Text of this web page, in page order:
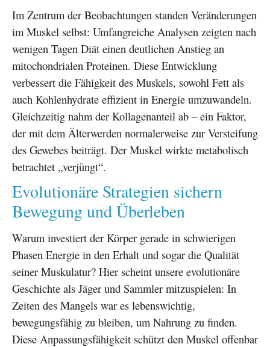
Im Zentrum der Beobachtungen standen Veränderungen
im Muskel selbst: Umfangreiche Analysen zeigten nach
wenigen Tagen Diät einen deutlichen Anstieg an
mitochondrialen Proteinen. Diese Entwicklung
verbessert die Fähigkeit des Muskels, sowohl Fett als
auch Kohlenhydrate effizient in Energie umzuwandeln.
Gleichzeitig nahm der Kollagenanteil ab – ein Faktor,
der mit dem Älterwerden normalerweise zur Versteifung
des Gewebes beiträgt. Der Muskel wirkte metabolisch
betrachtet „verjüngt“.
Evolutionäre Strategien sichern
Bewegung und Überleben
Warum investiert der Körper gerade in schwierigen
Phasen Energie in den Erhalt und sogar die Qualität
seiner Muskulatur? Hier scheint unsere evolutionäre
Geschichte als Jäger und Sammler mitzuspielen: In
Zeiten des Mangels war es lebenswichtig,
bewegungsfähig zu bleiben, um Nahrung zu finden.
Diese Anpassungsfähigkeit schützt den Muskel offenbar